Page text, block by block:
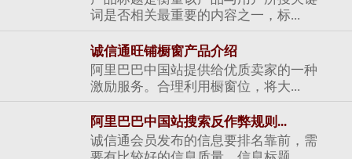
词是否相关最重要的内容之一，标...
诚信通旺铺橱窗产品介绍
阿里巴巴中国站提供给优质卖家的一种
激励服务。合理利用橱窗位，将大...
阿里巴巴中国站搜索反作弊规则...
诚信通会员发布的信息要排名靠前，需